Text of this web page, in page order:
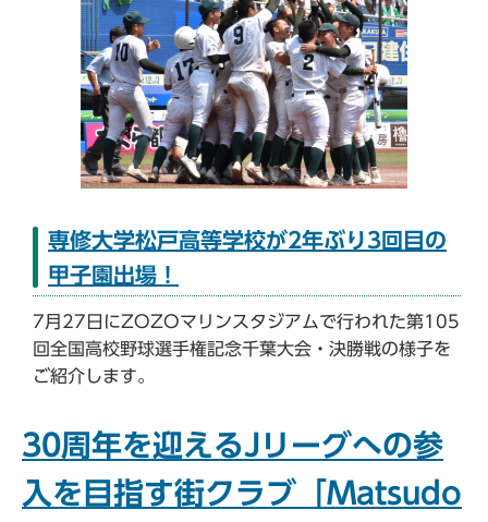
専修大学松戸高等学校が2年ぶり3回目の
甲子園出場！
7月27日にZOZOマリンスタジアムで行われた第105
回全国高校野球選手権記念千葉大会・決勝戦の様子を
ご紹介します。
30周年を迎えるJリーグへの参
入を目指す街クラブ「Matsudo